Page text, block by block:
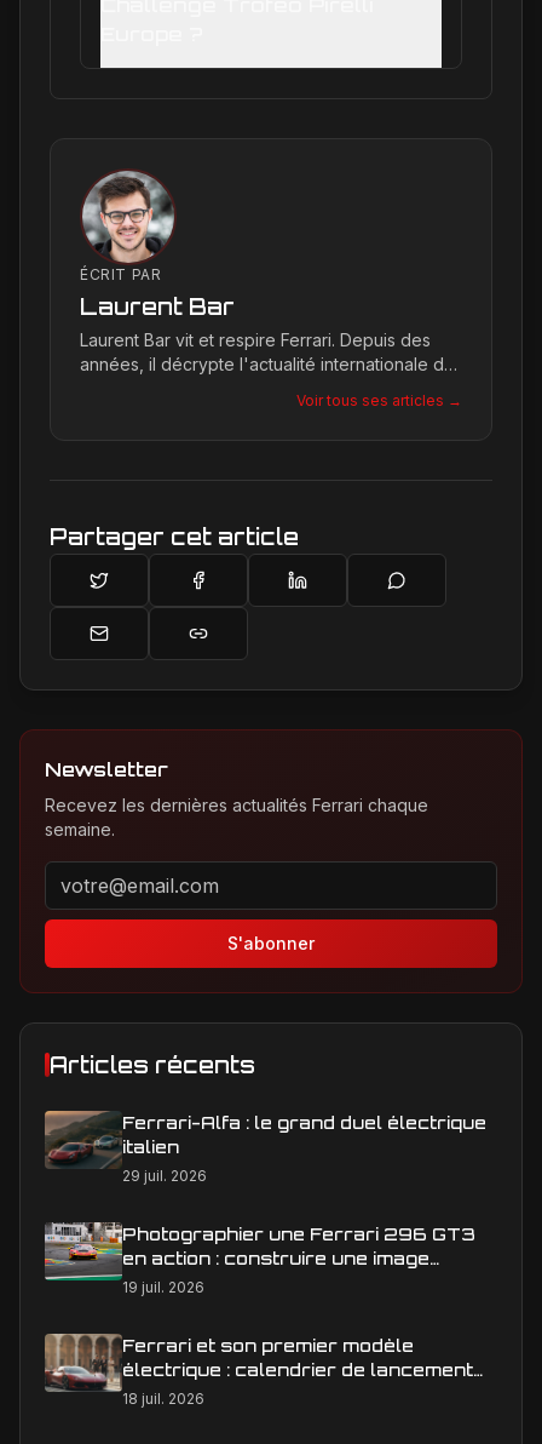
ÉCRIT PAR
Laurent Bar
Laurent Bar vit et respire Ferrari. Depuis des
années, il décrypte l'actualité internationale du
détails qui façonnent la légende de la marque.
Son site, Ferrari Passion, est le reflet de son
Maranello.
Voir tous ses articles →
Partager cet article
Newsletter
Recevez les dernières actualités Ferrari chaque
semaine.
Adresse email pour la newsletter
S'abonner
Articles récents
Ferrari-Alfa : le grand duel électrique
italien
29 juil. 2026
Photographier une Ferrari 296 GT3
en action : construire une image
éditoriale qui raconte la course
19 juil. 2026
Ferrari et son premier modèle
électrique : calendrier de lancement
en Europe
18 juil. 2026